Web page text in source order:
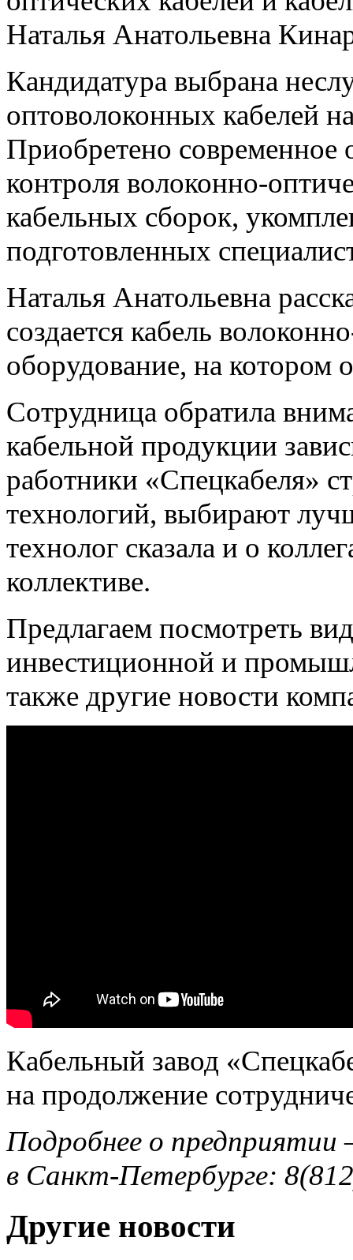
Наталья Анатольевна
Кандидатура выбрана
оптоволоконных кабелей
Приобретено современное
контроля волоконно-
кабельных сборок,
подготовленных
Наталья Анатольевна
создается кабель
оборудование, на котором
Сотрудница обратила
кабельной продукции
работники «Спецкабеля»
технологий, выбирают
технолог сказала и о
коллективе.
Предлагаем посмотреть
инвестиционной и
также другие новости
Кабельный завод
на продолжение
Подробнее о предприятии
в Санкт-Петербурге:
Другие новости